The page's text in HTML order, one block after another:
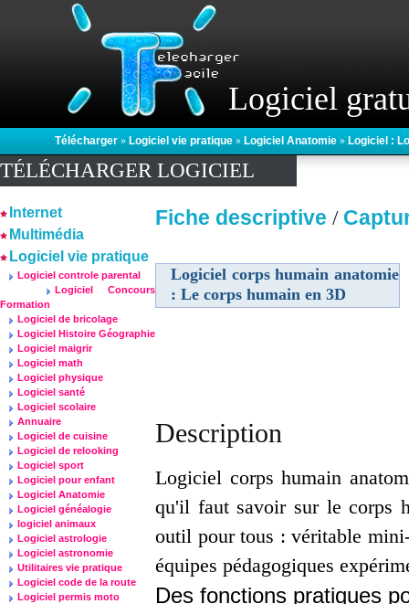
Logiciel
Télécharger » Logiciel vie pratique » Logiciel Anatomie » Logiciel :
TÉLÉCHARGER LOGICIEL
Internet
Multimédia
Logiciel vie pratique
Logiciel controle parental
Logiciel Concours
Formation
Logiciel de bricolage
Logiciel Histoire Géographie
Logiciel maigrir
Logiciel math
Logiciel physique
Logiciel santé
Logiciel scolaire
Annuaire
Logiciel de cuisine
Logiciel de relooking
Logiciel sport
Logiciel pour enfant
Logiciel Anatomie
Logiciel généalogie
logiciel animaux
Logiciel astrologie
Logiciel astronomie
Utilitaires vie pratique
Logiciel code de la route
Logiciel permis moto
Fiche descriptive /
Logiciel corps humain anatomie
: Le corps humain en 3D
Description
Logiciel corps humain
qu'il faut savoir sur le corps
outil pour tous : véritable
équipes pédagogiques
Des fonctions pratiques